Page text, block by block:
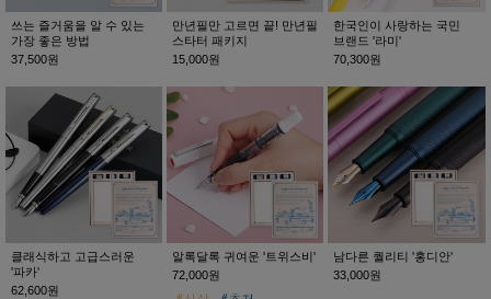
쓰는 즐거움을 알 수 있는
가장 좋은 방법
37,500원
만년필만 고르면 끝! 만년필
스타터 패키지
15,000원
한국인이 사랑하는 국민
브랜드 '라미'
70,300원
클래식하고 고급스러운
'파카'
62,600원
알록달록 귀여운 '트위스비'
72,000원
남다른 퀄리티 '홍디안'
33,000원